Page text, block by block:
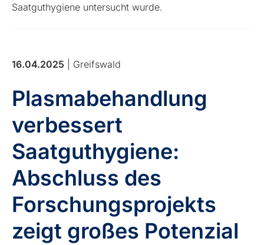
Saatguthygiene untersucht wurde.
16.04.2025 | Greifswald
Plasmabehandlung
verbessert
Saatguthygiene:
Abschluss des
Forschungsprojekts
zeigt großes Potenzial